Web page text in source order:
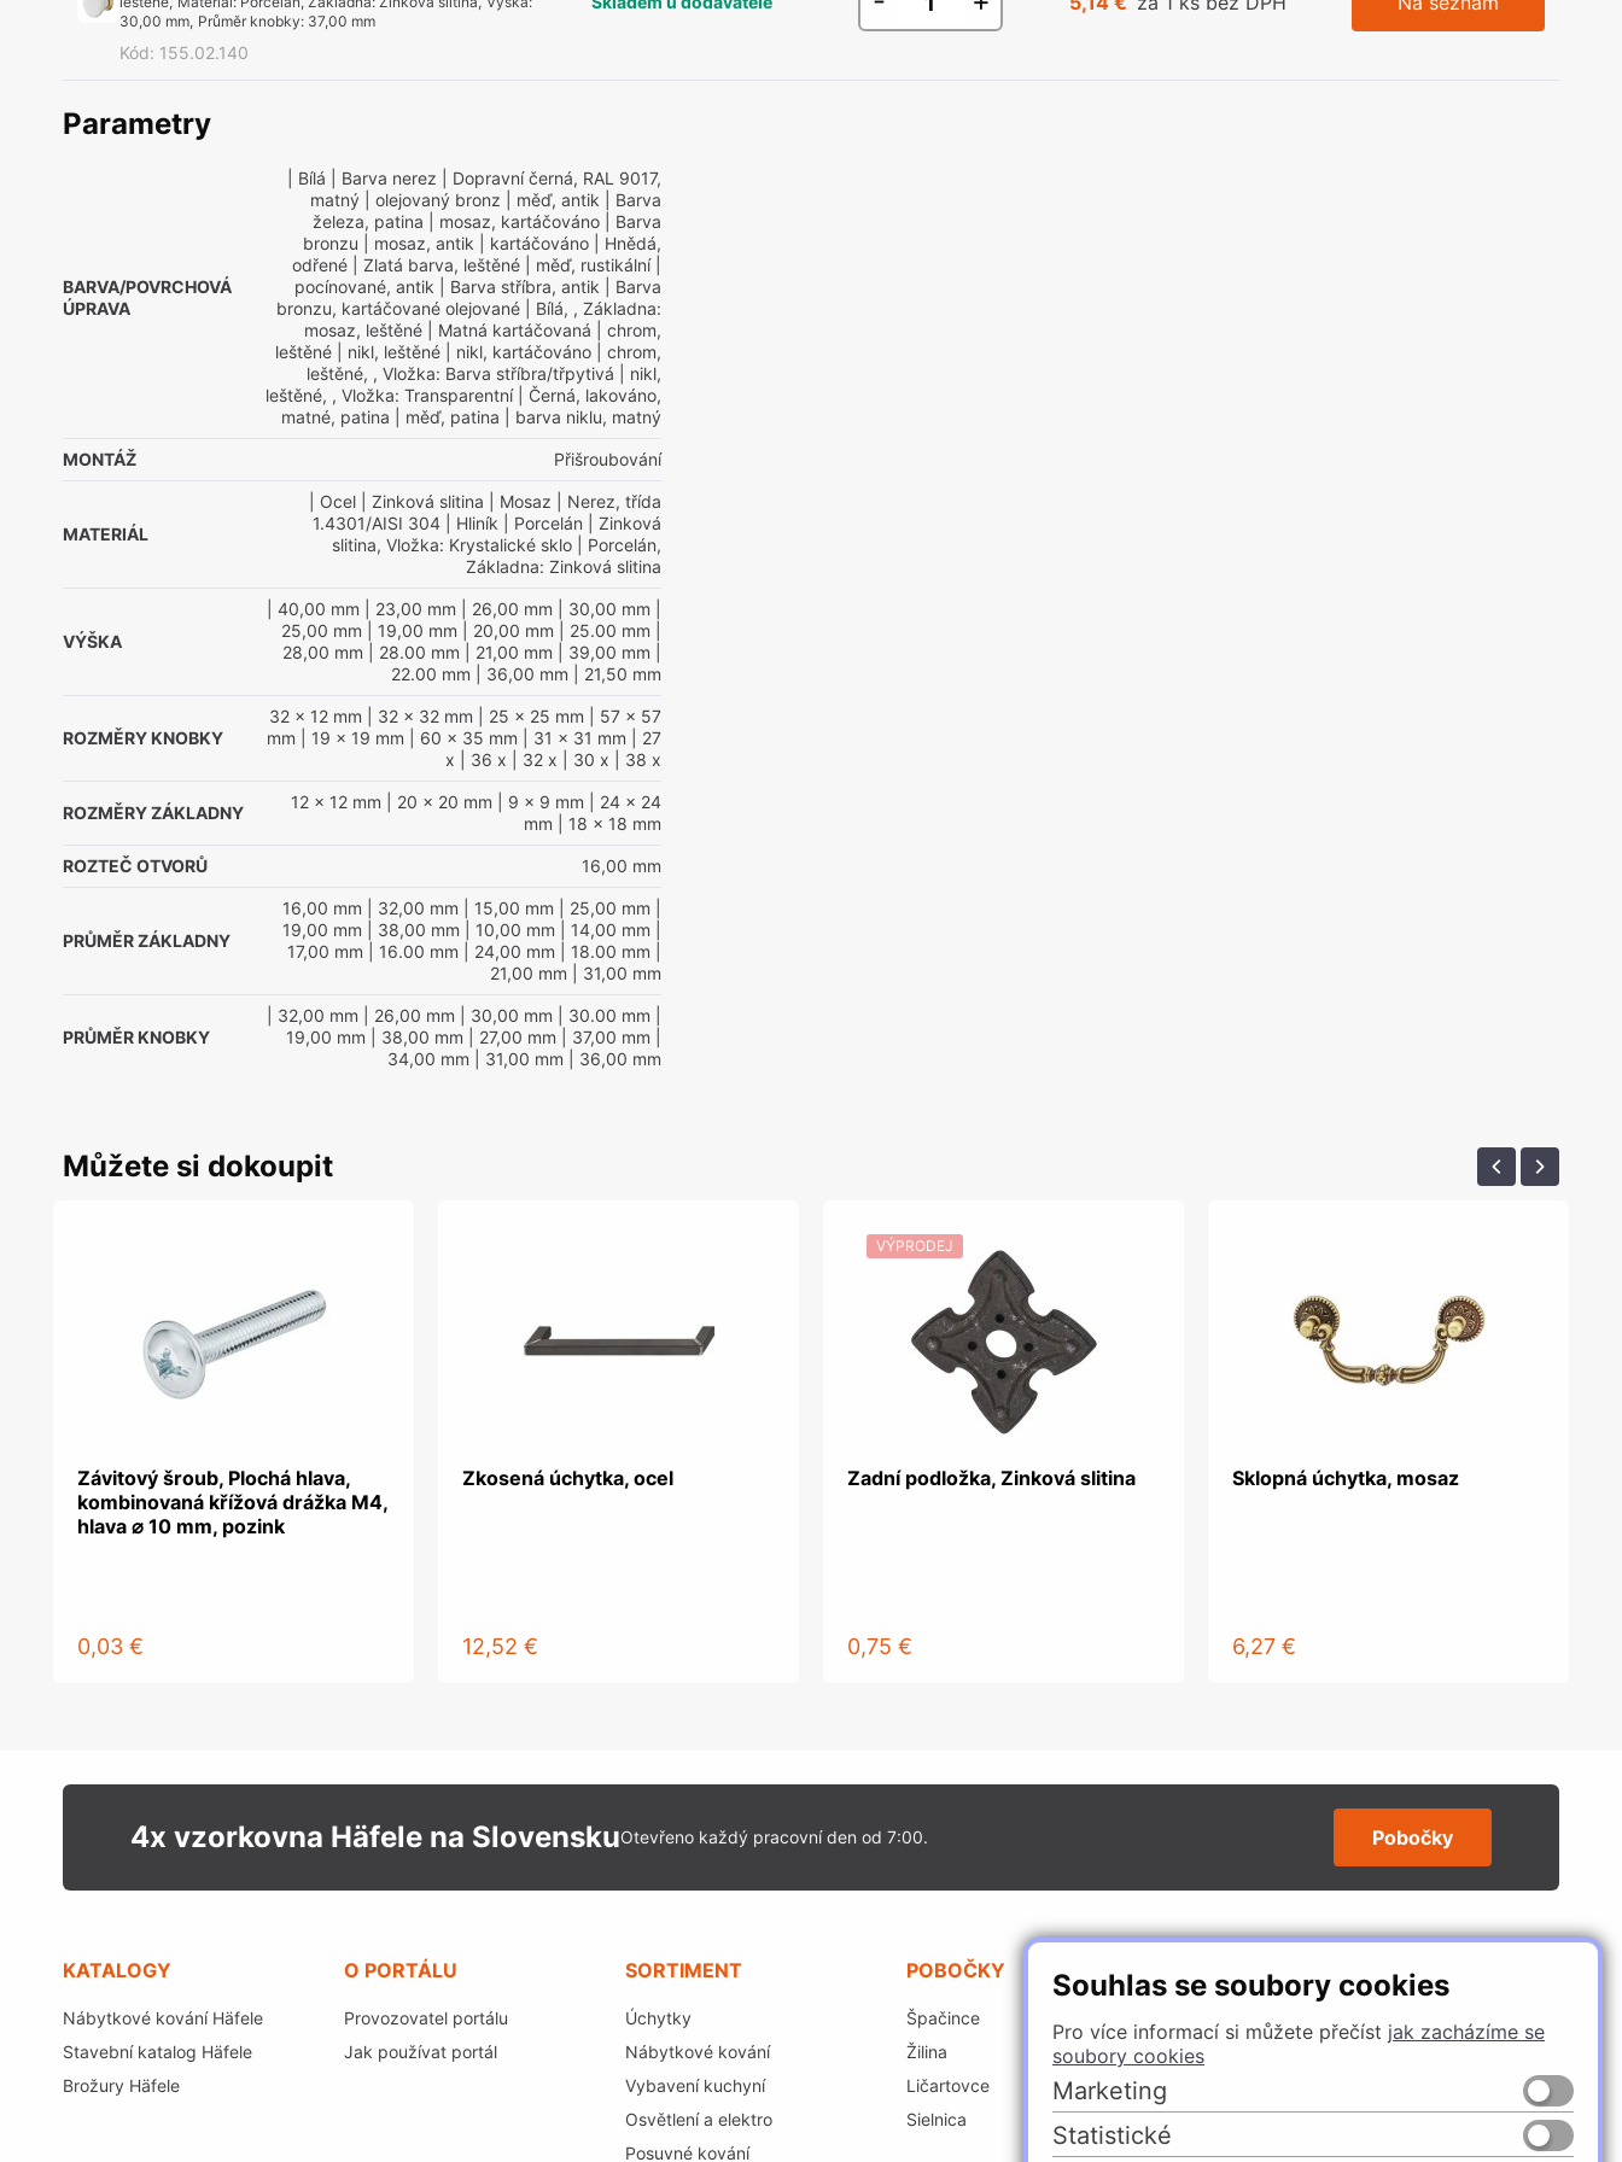
Souhlas se soubory cookies
Pro více informací si můžete přečíst jak zacházíme se
soubory cookies
Marketing
Statistické
30,00 mm, Průměr knobky: 37,00 mm
Kód: 155.02.140
Parametry
BARVA/POVRCHOVÁ
ÚPRAVA
| Bílá | Barva nerez | Dopravní černá, RAL 9017,
matný | olejovaný bronz | měď, antik | Barva
železa, patina | mosaz, kartáčováno | Barva
bronzu | mosaz, antik | kartáčováno | Hnědá,
odřené | Zlatá barva, leštěné | měď, rustikální|
pocínované, antik | Barva stříbra, antik | Barva
bronzu, kartáčované olejované | Bílá, , Základna:
mosaz, leštěné | Matná kartáčovaná | chrom,
leštěné | nikl, leštěné | nikl, kartáčováno | chrom,
leštěné, , Vložka: Barva stříbra/třpytivá | nikl,
leštěné, , Vložka: Transparentní| Černá, lakováno,
matné, patina | měď, patina | barva niklu, matný
MONTÁŽ Přišroubování
MATERIÁL
| Ocel | Zinková slitina | Mosaz | Nerez, třída
1.4301/AISI 304 | Hliník | Porcelán | Zinková
slitina, Vložka: Krystalické sklo | Porcelán,
Základna: Zinková slitina
VÝŠKA
| 40,00 mm | 23,00 mm | 26,00 mm | 30,00 mm
25,00 mm | 19,00 mm | 20,00 mm | 25.00 mm
28,00 mm | 28.00 mm | 21,00 mm | 39,00 mm
22.00 mm | 36,00 mm | 21,50 mm
ROZMĚRY KNOBKY
32 x 12 mm | 32 x 32 mm | 25 x 25 mm | 57 x 57
mm | 19 x 19 mm | 60 x 35 mm | 31 x 31 mm | 27
x | 36 x | 32 x | 30 x | 38 x
ROZMĚRY ZÁKLADNY
12 x 12 mm | 20 x 20 mm | 9 x 9 mm | 24 x 24
mm | 18 x 18 mm
ROZTEČ OTVORŮ 16,00 mm
PRŮMĚR ZÁKLADNY
16,00 mm | 32,00 mm | 15,00 mm | 25,00 mm
19,00 mm | 38,00 mm | 10,00 mm | 14,00 mm
17,00 mm | 16.00 mm | 24,00 mm | 18.00 mm
21,00 mm | 31,00 mm
PRŮMĚR KNOBKY
| 32,00 mm | 26,00 mm | 30,00 mm | 30.00 mm
19,00 mm | 38,00 mm | 27,00 mm | 37,00 mm
34,00 mm | 31,00 mm | 36,00 mm
Můžete si dokoupit
Závitový šroub, Plochá hlava,
kombinovaná křížová drážka M4,
hlava ⌀ 10 mm, pozink
0,03 €
Zkosená úchytka, ocel
12,52 €
VÝPRODEJ
Zadní podložka, Zinková slitina
0,75 €
Sklopná úchytka, mosaz
6,27 €
4x vzorkovna Häfele na SlovenskuOtevřeno každý pracovní den od 7:00. Pobočky
KATALOGY
Nábytkové kování Häfele
Stavební katalog Häfele
Brožury Häfele
O PORTÁLU
Provozovatel portálu
Jak používat portál
SORTIMENT
Úchytky
Nábytkové kování
Vybavení kuchyní
Osvětlení a elektro
Posuvné kování
POBOČKY
Špačince
Žilina
Ličartovce
Sielnica
SLEDUJTE NÁS